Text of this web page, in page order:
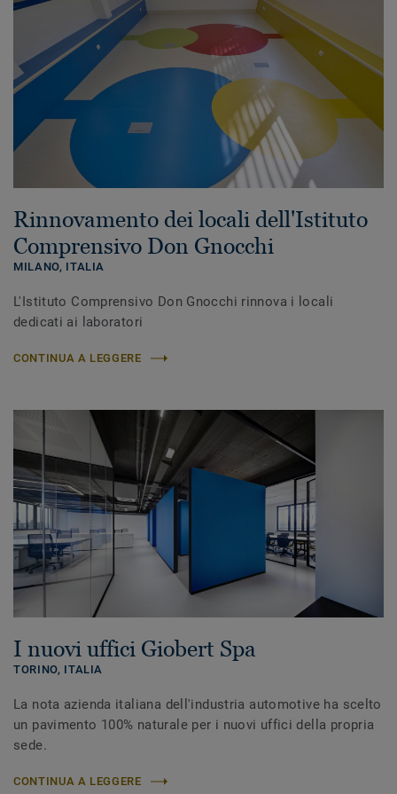
Rinnovamento dei locali dell'Istituto
Comprensivo Don Gnocchi
MILANO, ITALIA
L'Istituto Comprensivo Don Gnocchi rinnova i locali
dedicati ai laboratori
CONTINUA A LEGGERE
I nuovi uffici Giobert Spa
TORINO, ITALIA
La nota azienda italiana dell'industria automotive ha scelto
un pavimento 100% naturale per i nuovi uffici della propria
sede.
CONTINUA A LEGGERE